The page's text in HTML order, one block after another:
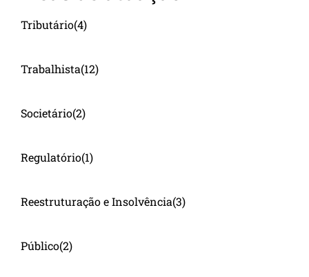
Tributário(4)
Trabalhista(12)
Societário(2)
Regulatório(1)
Reestruturação e Insolvência(3)
Público(2)